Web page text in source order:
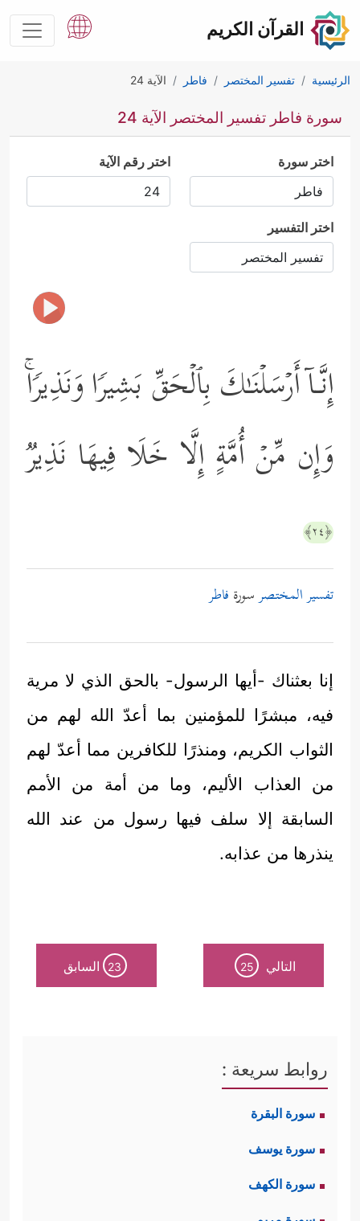
القرآن الكريم
الرئيسية تفسير المختصر فاطر الآية 24
سورة فاطر تفسير المختصر الآية 24
اختر سورة اختر رقم الآية
اختر التفسير
إِنَّـاۤ أَرۡسَلۡنَـٰكَ بِٱلۡحَقِّ بَشِیرࣰا وَنَذِیرࣰاۚ
وَإِن مِّنۡ أُمَّةٍ إِلَّا خَلَا فِیهَا نَذِیرࣱ
﴿٢٤﴾
تفسير المختصرسورة فاطر
إنا بعثناك -أيها الرسول- بالحق الذي لا مرية
فيه، مبشرًا للمؤمنين بما أعدّ الله لهم من
الثواب الكريم، ومنذرًا للكافرين مما أعدّ لهم
من العذاب الأليم، وما من أمة من الأمم
السابقة إلا سلف فيها رسول من عند الله
ينذرها من عذابه.
التالي 25
23 السابق
روابط سريعة :
سورة البقرة
سورة يوسف
سورة الكهف